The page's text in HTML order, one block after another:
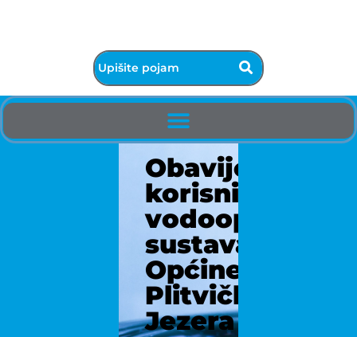
Obavijest
korisnicima
sustava
Općine
Plitvička
Jezera